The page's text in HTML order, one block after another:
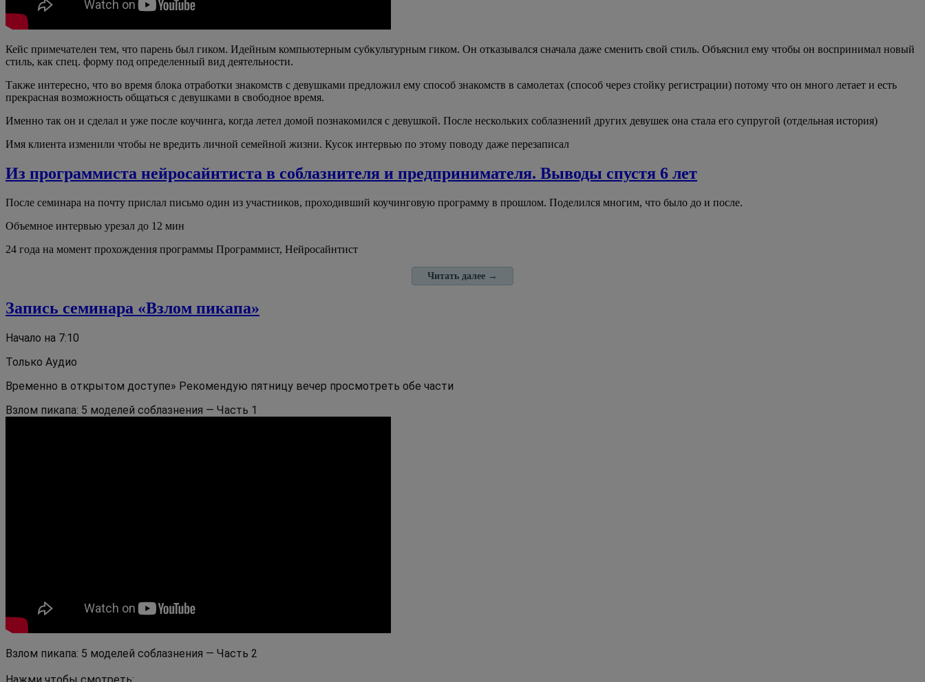
Кейс примечателен тем, что парень был гиком. Идейным компьютерным субкультурным гиком. Он отказывался сначала даже сменить свой стиль. Объяснил ему чтобы он воспринимал новый
стиль, как спец. форму под определенный вид деятельности.
Также интересно, что во время блока отработки знакомств с девушками предложил ему способ знакомств в самолетах (способ через стойку регистрации) потому что он много летает и есть
прекрасная возможность общаться с девушками в свободное время.
Именно так он и сделал и уже после коучинга, когда летел домой познакомился с девушкой. После нескольких соблазнений других девушек она стала его супругой (отдельная история)
Имя клиента изменили чтобы не вредить личной семейной жизни. Кусок интервью по этому поводу даже перезаписал
Из программиста нейросайнтиста в соблазнителя и предпринимателя. Выводы спустя 6 лет
После семинара на почту прислал письмо один из участников, проходивший коучинговую программу в прошлом. Поделился многим, что было до и после.
Объемное интервью урезал до 12 мин
24 года на момент прохождения программы Программист, Нейросайнтист
Читать далее →
Запись семинара «Взлом пикапа»
Начало на 7:10
Только Аудио
Временно в открытом доступе» Рекомендую пятницу вечер просмотреть обе части
Взлом пикапа: 5 моделей соблазнения — Часть 1
Взлом пикапа: 5 моделей соблазнения — Часть 2